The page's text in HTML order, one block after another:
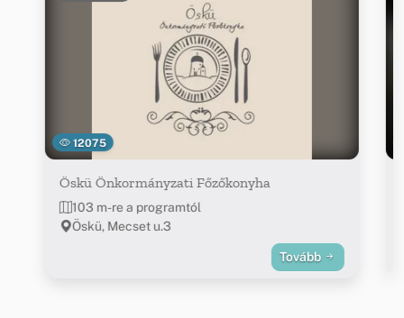
12075
Öskü Önkormányzati Főzőkonyha
103 m-re a programtól
Öskü, Mecset u.3
Tovább